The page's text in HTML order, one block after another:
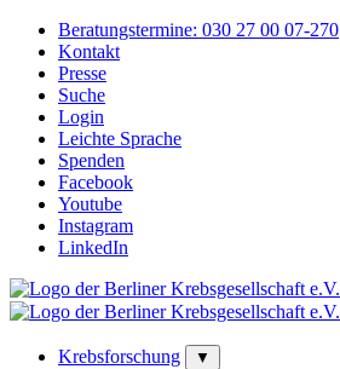
Beratungstermine: 030 27 00 07-270
Kontakt
Presse
Suche
Login
Leichte Sprache
Spenden
Facebook
Youtube
Instagram
LinkedIn
Krebsforschung ▼